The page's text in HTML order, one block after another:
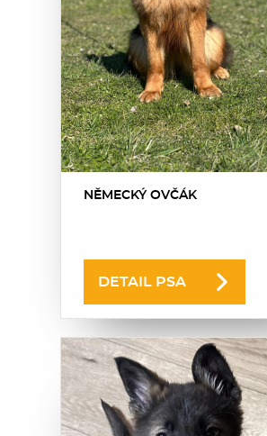
NĚMECKÝ OVČÁK
DETAIL PSA